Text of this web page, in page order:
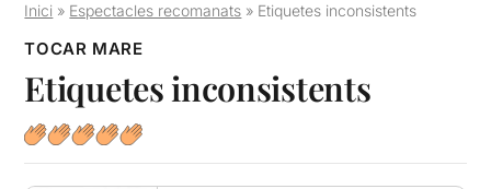
Inici » Espectacles recomanats » Etiquetes inconsistents
TOCAR MARE
Etiquetes inconsistents